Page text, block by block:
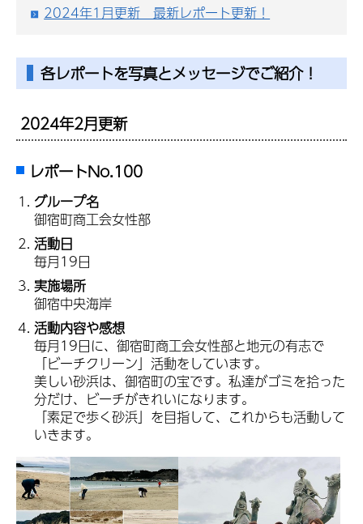
2024年1月更新 最新レポート更新！
各レポートを写真とメッセージでご紹介！
2024年2月更新
レポートNo.100
グループ名
御宿町商工会女性部
活動日
毎月19日
実施場所
御宿中央海岸
活動内容や感想
毎月19日に、御宿町商工会女性部と地元の有志で
「ビーチクリーン」活動をしています。
美しい砂浜は、御宿町の宝です。私達がゴミを拾った
分だけ、ビーチがきれいになります。
「素足で歩く砂浜」を目指して、これからも活動して
いきます。